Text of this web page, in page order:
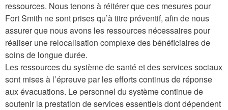
ressources. Nous tenons à réitérer que ces mesures pour
Fort Smith ne sont prises qu’à titre préventif, afin de nous
assurer que nous avons les ressources nécessaires pour
réaliser une relocalisation complexe des bénéficiaires de
soins de longue durée.
Les ressources du système de santé et des services sociaux
sont mises à l’épreuve par les efforts continus de réponse
aux évacuations. Le personnel du système continue de
soutenir la prestation de services essentiels dont dépendent